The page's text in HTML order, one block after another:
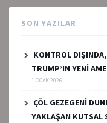
SON YAZILAR
KONTROL
TRUMP’IN YENİ
1 OCAK 2026
ÇÖL GEZEGENİ
YAKLAŞAN KUTSAL